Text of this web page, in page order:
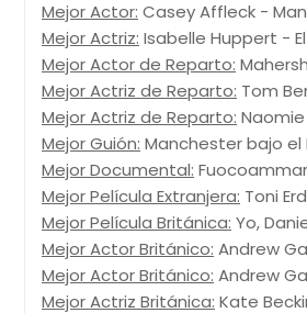
Mejor Actor: Casey Affleck -
Mejor Actriz: Isabelle Huppert -
Mejor Actor de Reparto:
Mejor Actriz de Reparto: Tom
Mejor Actriz de Reparto: Naomie
Mejor Guión: Manchester bajo el
Mejor Documental:
Mejor Película Extranjera: Toni
Mejor Película Británica: Yo,
Mejor Actor Británico: Andrew
Mejor Actor Británico: Andrew
Mejor Actriz Británica: Kate